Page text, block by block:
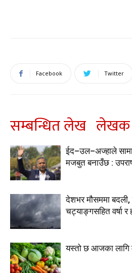
Facebook Twitter
सम्बन्धित लेख लेखक
ईद–उल–अज्हाले
मजबुत बनाउँछ :
देशभर मौसममा बदली,
चट्याङ्गसहित वर्षा र
यस्तो छ आजका